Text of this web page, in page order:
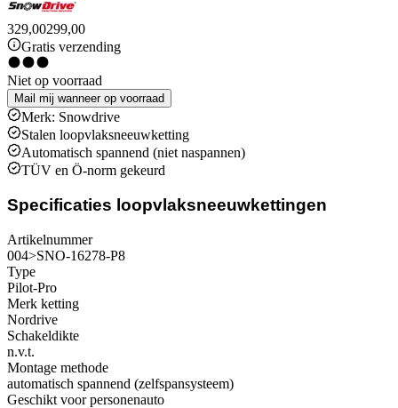
329,00299,00
Gratis verzending
Niet op voorraad
Mail mij wanneer op voorraad
Merk: Snowdrive
Stalen loopvlaksneeuwketting
Automatisch spannend (niet naspannen)
TÜV en Ö-norm gekeurd
Specificaties loopvlaksneeuwkettingen
Artikelnummer
004>SNO-16278-P8
Type
Pilot-Pro
Merk ketting
Nordrive
Schakeldikte
n.v.t.
Montage methode
automatisch spannend (zelfspansysteem)
Geschikt voor personenauto